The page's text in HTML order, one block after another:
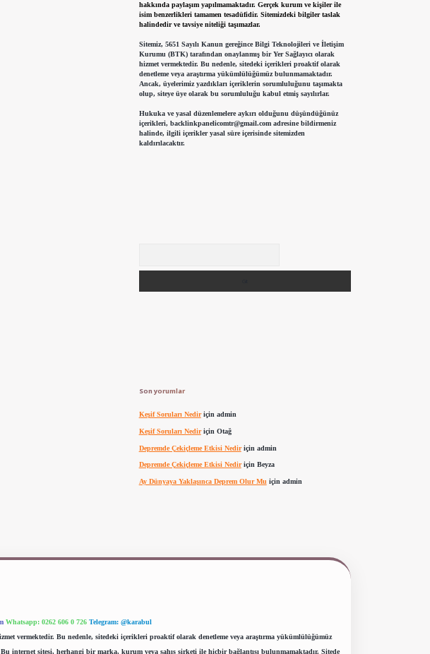
hakkında paylaşım yapılmamaktadır. Gerçek kurum ve kişiler ile
isim benzerlikleri tamamen tesadüfidir. Sitemizdeki bilgiler taslak
halindedir ve tavsiye niteliği taşımazlar.
Sitemiz, 5651 Sayılı Kanun gereğince Bilgi Teknolojileri ve İletişim
Kurumu (BTK) tarafından onaylanmış bir Yer Sağlayıcı olarak
hizmet vermektedir. Bu nedenle, sitedeki içerikleri proaktif olarak
denetleme veya araştırma yükümlülüğümüz bulunmamaktadır.
Ancak, üyelerimiz yazdıkları içeriklerin sorumluluğunu taşımakta
olup, siteye üye olarak bu sorumluluğu kabul etmiş sayılırlar.
Hukuka ve yasal düzenlemelere aykırı olduğunu düşündüğünüz
içerikleri, backlinkpanelicomtr@gmail.comadresine bildirmeniz
halinde, ilgili içerikler yasal süre içerisinde sitemizden
kaldırılacaktır.
Son yorumlar
Keşif Soruları Nediriçin admin
Keşif Soruları Nediriçin Otağ
Depremde Çekiçleme Etkisi Nediriçin admin
Depremde Çekiçleme Etkisi Nediriçin Beyza
Ay Dünyaya Yaklaşınca Deprem Olur Mu için admin
Whatsapp: 0262 606 0 726 Telegram: @karabul
vermektedir. Bu nedenle, sitedeki içerikleri proaktif olarak denetleme veya araştırma yükümlülüğümüz
internet sitesi, herhangi bir marka, kurum veya şahıs şirketi ile hiçbir bağlantısı bulunmamaktadır. Sitede